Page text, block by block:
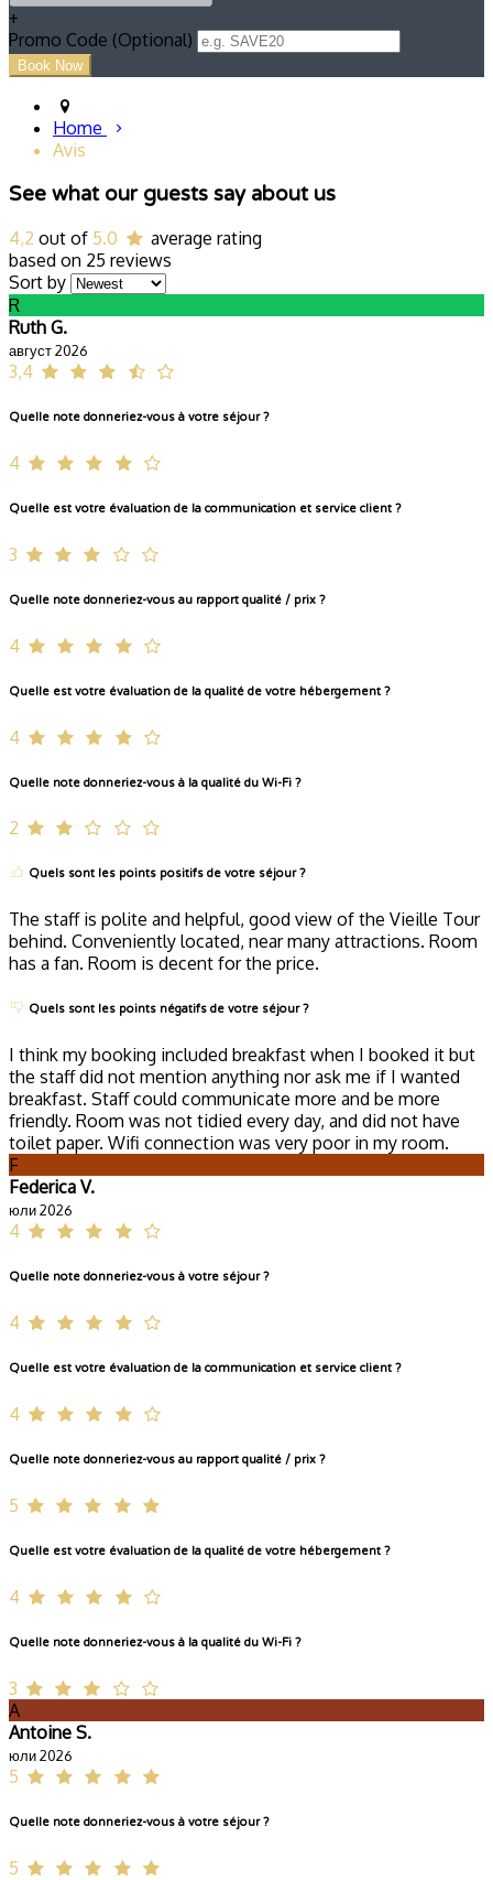
+
Promo Code (Optional)
Home
Avis
See what our guests say about us
4,2 out of 5.0
average rating
based on 25 reviews
Sort by
R
Ruth G.
август 2026
3,4
Quelle note donneriez-vous à votre séjour ?
4
Quelle est votre évaluation de la communication et service client ?
3
Quelle note donneriez-vous au rapport qualité / prix ?
4
Quelle est votre évaluation de la qualité de votre hébergement ?
4
Quelle note donneriez-vous à la qualité du Wi-Fi ?
2
Quels sont les points positifs de votre séjour ?
The staff is polite and helpful, good view of the Vieille Tour
behind. Conveniently located, near many attractions. Room
has a fan. Room is decent for the price.
Quels sont les points négatifs de votre séjour ?
I think my booking included breakfast when I booked it but
the staff did not mention anything nor ask me if I wanted
breakfast. Staff could communicate more and be more
friendly. Room was not tidied every day, and did not have
toilet paper. Wifi connection was very poor in my room.
F
Federica V.
юли 2026
4
Quelle note donneriez-vous à votre séjour ?
4
Quelle est votre évaluation de la communication et service client ?
4
Quelle note donneriez-vous au rapport qualité / prix ?
5
Quelle est votre évaluation de la qualité de votre hébergement ?
4
Quelle note donneriez-vous à la qualité du Wi-Fi ?
3
A
Antoine S.
юли 2026
5
Quelle note donneriez-vous à votre séjour ?
5